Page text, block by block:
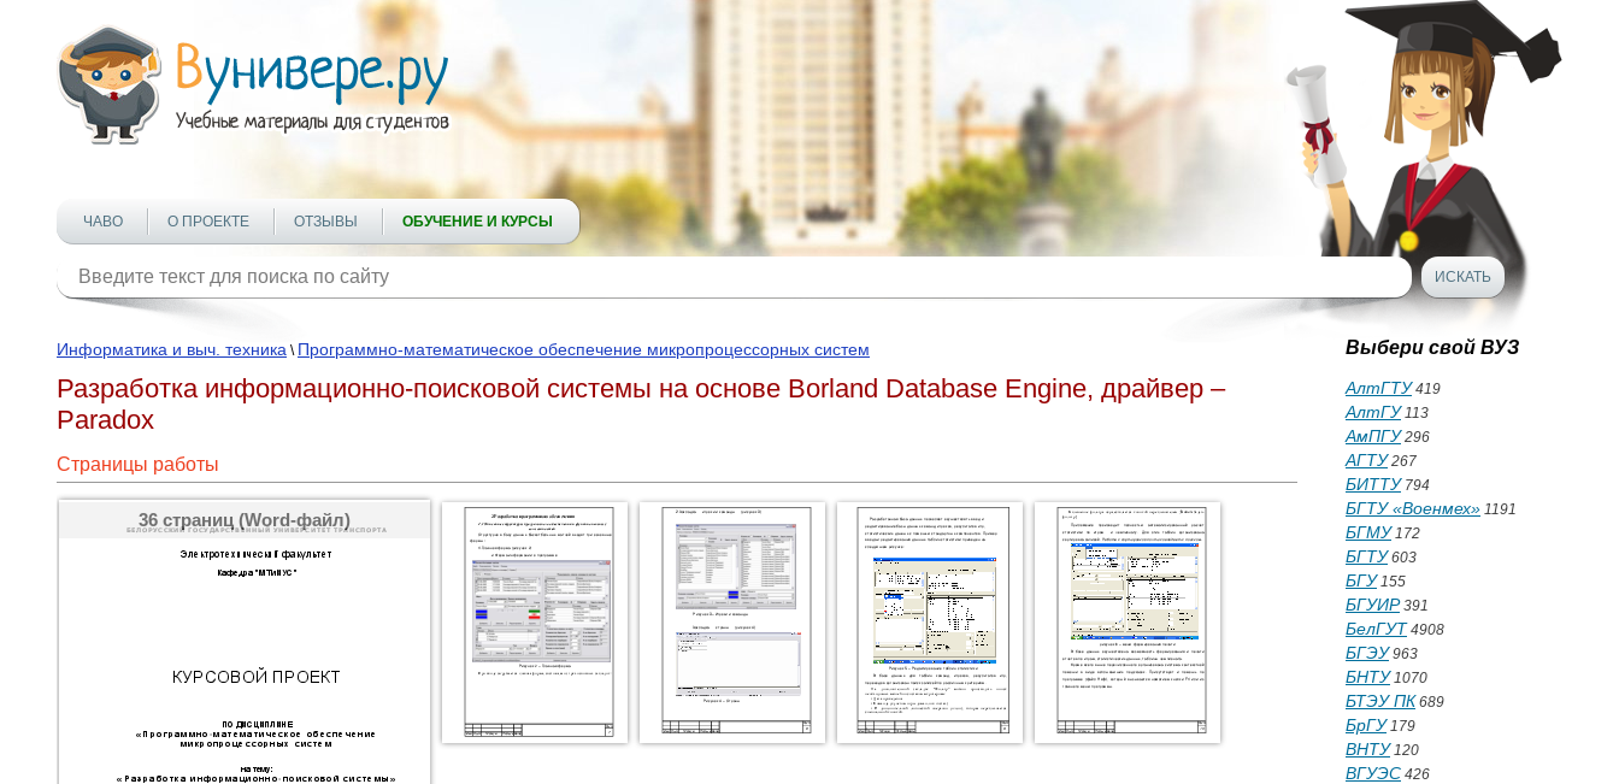
ЧАВО О ПРОЕКТЕ ОТЗЫВЫ ОБУЧЕНИЕ И КУРСЫ
Информатика и выч. техника \ Программно-математическое обеспечение микропроцессорных систем
Разработка информационно-поисковой системы на основе Borland Database Engine, драйвер –
Paradox
Страницы работы
36 страниц (Word-файл)
Выбери свой ВУЗ
АлтГТУ419
АлтГУ113
АмПГУ296
АГТУ267
БИТТУ794
БГТУ «Военмех» 1191
БГМУ172
БГТУ603
БГУ155
БГУИР391
БелГУТ 4908
БГЭУ963
БНТУ1070
БТЭУ ПК 689
БрГУ179
ВНТУ120
ВГУЭС 426